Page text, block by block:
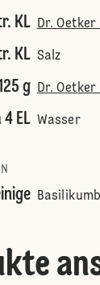
KL Dr.
KL Salz
g Dr.
EL Wasser